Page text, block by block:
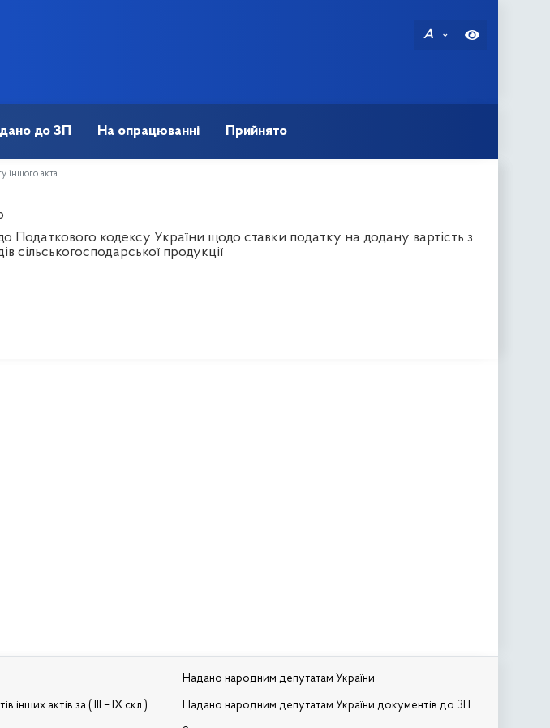
A
до ЗП На опрацюванні Прийнято
іншого акта
Податкового кодексу України щодо ставки податку на додану вартість з
сільськогосподарської продукції
інших актів за ( III – IX скл.)
Надано народним депутатам України
Надано народним депутатам України документів до ЗП